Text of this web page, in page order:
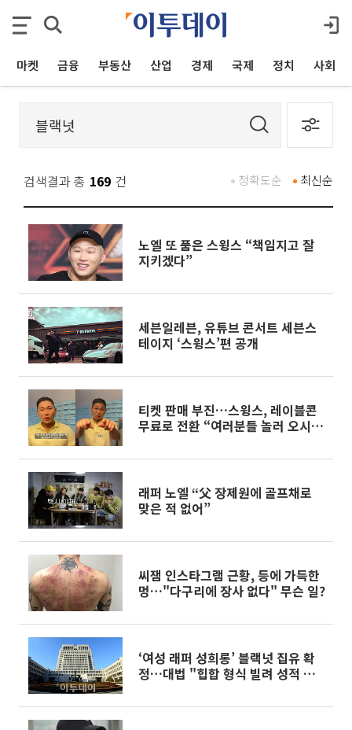
마켓 금융 부동산 산업 경제 국제 정치 사회
검색결과 총 169 건 최신순
정확도순
노엘 또 품은 스윙스 “책임지고 잘
지키겠다”
세븐일레븐, 유튜브 콘서트 세븐스
테이지 ‘스윙스’편 공개
티켓 판매 부진…스윙스, 레이블콘
무료로 전환 “여러분들 놀러 오시
래퍼 노엘 “父 장제원에 골프채로
맞은 적 없어”
씨잼 인스타그램 근황, 등에 가득한
멍…"다구리에 장사 없다" 무슨 일?
‘여성 래퍼 성희롱’ 블랙넛 집유 확
정…대법 "힙합 형식 빌려 성적 희